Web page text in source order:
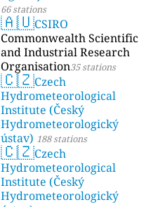
66 stations
🇦🇺CSIRO
Commonwealth Scientific
and Industrial Research
Organisation35 stations
🇨🇿Czech
Hydrometeorological
Institute (Český
Hydrometeorologický
ústav) 188 stations
🇨🇿Czech
Hydrometeorological
Institute (Český
Hydrometeorologický